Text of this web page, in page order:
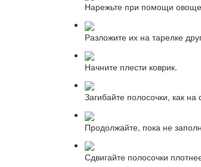
Нарежьте при помощи
Разложите их на тарелке
Начните плести коврик.
Загибайте полосочки, как
Продолжайте, пока не
Сдвигайте полосочки